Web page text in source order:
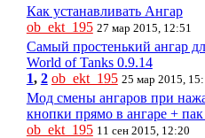
Как устанавливать Ангар
ob_ekt_195 27 мар 2015, 12:51
Самый простенький ангар
World of Tanks 0.9.14
1, 2 ob_ekt_195 25 мар 2015,
Мод смены ангаров при
кнопки прямо в ангаре + пак
ob_ekt_195 11 сен 2015, 12:20